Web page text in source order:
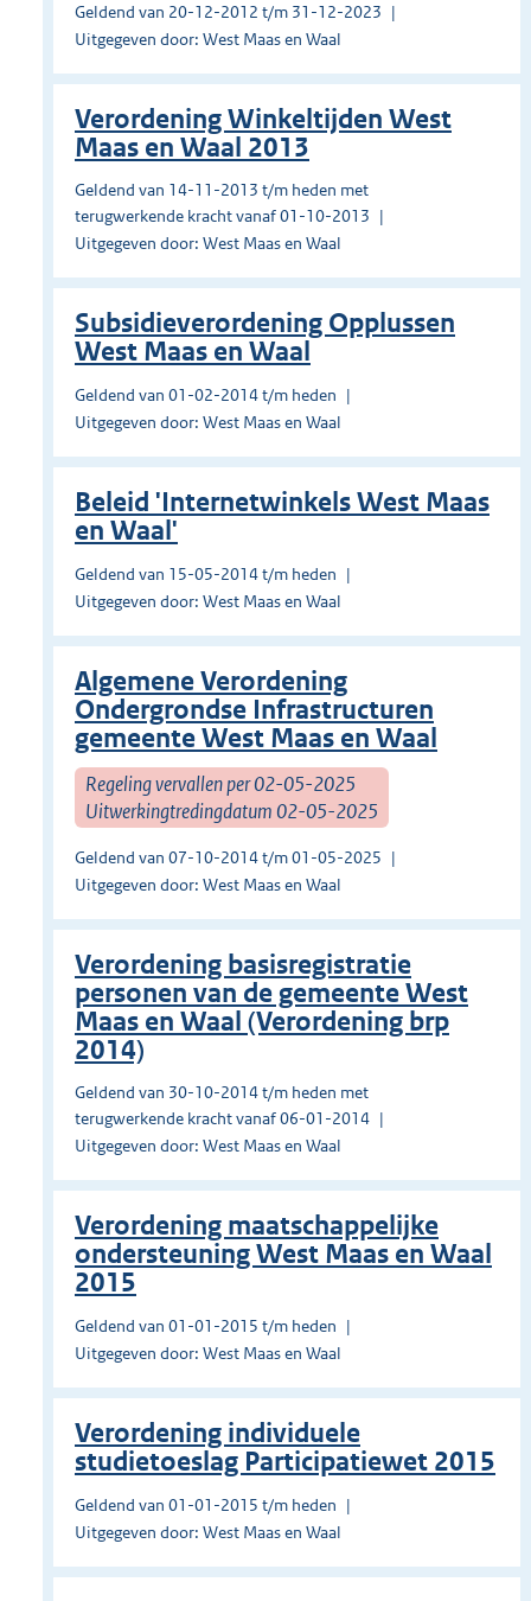
Geldend van 20-12-2012 t/m 31-12-2023
Uitgegeven door: West Maas en Waal
Verordening Winkeltijden West
Maas en Waal 2013
Geldend van 14-11-2013 t/m heden met
terugwerkende kracht vanaf 01-10-2013
Uitgegeven door: West Maas en Waal
Subsidieverordening Opplussen
West Maas en Waal
Geldend van 01-02-2014 t/m heden
Uitgegeven door: West Maas en Waal
Beleid 'Internetwinkels West Maas
en Waal'
Geldend van 15-05-2014 t/m heden
Uitgegeven door: West Maas en Waal
Algemene Verordening
Ondergrondse Infrastructuren
gemeente West Maas en Waal
Regeling vervallen per 02-05-2025
Uitwerkingtredingdatum 02-05-2025
Geldend van 07-10-2014 t/m 01-05-2025
Uitgegeven door: West Maas en Waal
Verordening basisregistratie
personen van de gemeente West
Maas en Waal (Verordening brp
2014)
Geldend van 30-10-2014 t/m heden met
terugwerkende kracht vanaf 06-01-2014
Uitgegeven door: West Maas en Waal
Verordening maatschappelijke
ondersteuning West Maas en Waal
2015
Geldend van 01-01-2015 t/m heden
Uitgegeven door: West Maas en Waal
Verordening individuele
studietoeslag Participatiewet 2015
Geldend van 01-01-2015 t/m heden
Uitgegeven door: West Maas en Waal